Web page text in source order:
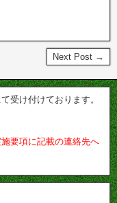
Next Post →
受け付けております。
要項に記載の連絡先へ